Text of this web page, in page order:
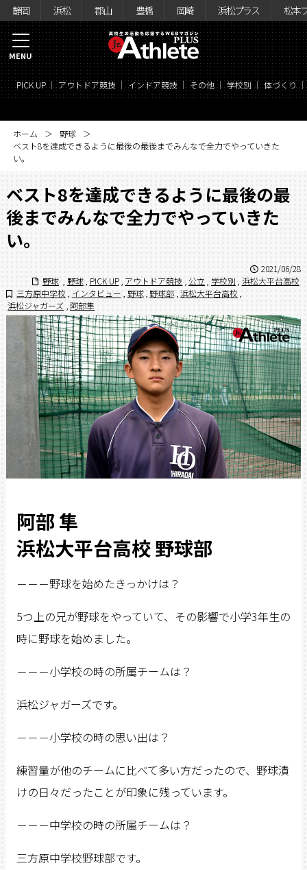
静岡 浜松 郡山 豊橋 岡崎 浜松プラス 松本
PICK UP アウトドア競技 インドア競技 その他 学校別 体づくり
MENU
ホーム
野球
ベスト8を達成できるように最後の最後までみんなで全力でやっていきた
い。
ベスト8を達成できるように最後の最
後までみんなで全力でやっていきた
い。
2021/06/28
野球
野球 PICK UP アウトドア競技 公立 学校別 浜松大平台高校
三方原中学校 , インタビュー 野球 , 野球部 浜松大平台高校
浜松ジャガーズ 阿部隼
阿部 隼
浜松大平台高校 野球部
－－－野球を始めたきっかけは？
5つ上の兄が野球をやっていて、その影響で小学3年生の
時に野球を始めました。
－－－小学校の時の所属チームは？
浜松ジャガーズです。
－－－小学校の時の思い出は？
練習量が他のチームに比べて多い方だったので、野球漬
けの日々だったことが印象に残っています。
－－－中学校の時の所属チームは？
三方原中学校野球部です。